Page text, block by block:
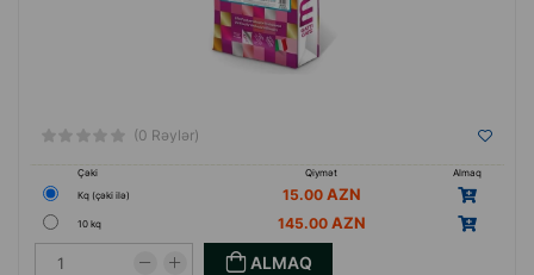
(0 Rəylər)
Çəki Qiymət
Almaq
Кq (çəki ilə)
15.00
10 kq 145.00
ALMAQ